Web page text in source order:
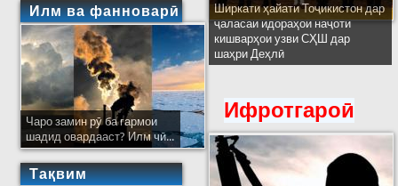
Илм ва фанноварӣ
Чаро замин рӯ ба гармои
шадид овардааст? Илм чӣ...
Тақвим
Ширкати ҳайати Тоҷикистон дар
ҷаласаи идораҳои наҷоти
кишварҳои узви СҲШ дар
шаҳри Деҳлӣ
Ифротгароӣ